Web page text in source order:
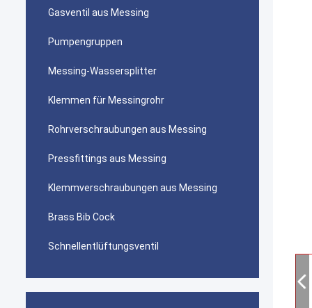
Gasventil aus Messing
Pumpengruppen
Messing-Wassersplitter
Klemmen für Messingrohr
Rohrverschraubungen aus Messing
Pressfittings aus Messing
Klemmverschraubungen aus Messing
Brass Bib Cock
Schnellentlüftungsventil